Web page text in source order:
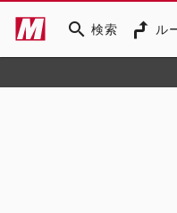
search 検索 ル